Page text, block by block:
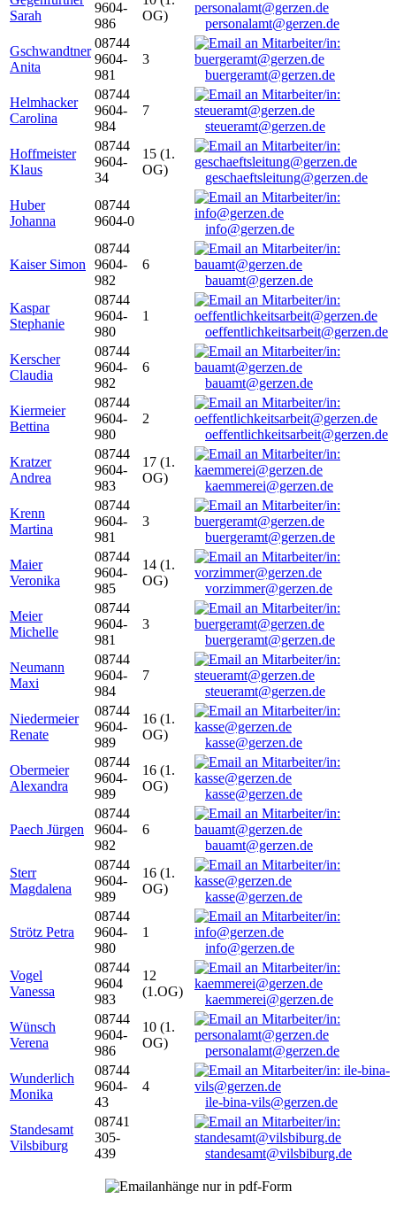
Sarah
9604-
986
OG)
personalamt@gerzen.de
Gschwandtner
Anita
08744
9604-
981
3
buergeramt@gerzen.de
Helmhacker
Carolina
08744
9604-
984
7
steueramt@gerzen.de
Hoffmeister
Klaus
08744
9604-
34
15 (1.
OG)
geschaeftsleitung@gerzen.de
Huber
Johanna
08744
9604-0
info@gerzen.de
Kaiser Simon
08744
9604-
982
6
bauamt@gerzen.de
Kaspar
Stephanie
08744
9604-
980
1
oeffentlichkeitsarbeit@gerzen.de
Kerscher
Claudia
08744
9604-
982
6
bauamt@gerzen.de
Kiermeier
Bettina
08744
9604-
980
2
oeffentlichkeitsarbeit@gerzen.de
Kratzer
Andrea
08744
9604-
983
17 (1.
OG)
kaemmerei@gerzen.de
Krenn
Martina
08744
9604-
981
3
buergeramt@gerzen.de
Maier
Veronika
08744
9604-
985
14 (1.
OG)
vorzimmer@gerzen.de
Meier
Michelle
08744
9604-
981
3
buergeramt@gerzen.de
Neumann
Maxi
08744
9604-
984
7
steueramt@gerzen.de
Niedermeier
Renate
08744
9604-
989
16 (1.
OG)
kasse@gerzen.de
Obermeier
Alexandra
08744
9604-
989
16 (1.
OG)
kasse@gerzen.de
Paech Jürgen
08744
9604-
982
6
bauamt@gerzen.de
Sterr
Magdalena
08744
9604-
989
16 (1.
OG)
kasse@gerzen.de
Strötz Petra
08744
9604-
980
1
info@gerzen.de
Vogel
Vanessa
08744
9604
983
12
(1.OG)
kaemmerei@gerzen.de
Wünsch
Verena
08744
9604-
986
10 (1.
OG)
personalamt@gerzen.de
Wunderlich
Monika
08744
9604-
43
4
ile-bina-vils@gerzen.de
Standesamt
Vilsbiburg
08741
305-
439
standesamt@vilsbiburg.de